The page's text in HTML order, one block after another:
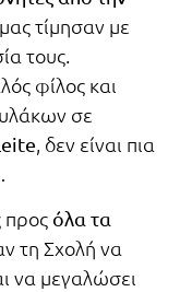
τίμησαν με
τους.
φίλος και
σε
, δεν είναι πια
προς όλα τα
τη Σχολή να
να μεγαλώσει